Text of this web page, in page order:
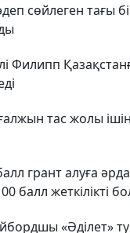
сөйлеген тағы
Филипп
тас жолы
грант алуға
балл жеткілікті
«Әділет»